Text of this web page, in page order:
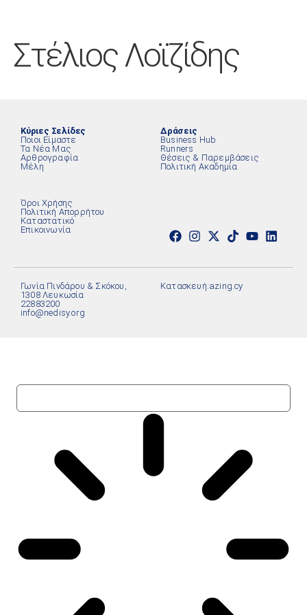
Στέλιος Λοϊζίδης
Κύριες Σελίδες
Ποιοι Είμαστε
Τα Νέα Μας
Αρθρογραφία
Μέλη
Δράσεις
Business Hub
Runners
Θέσεις & Παρεμβάσεις
Πολιτική Ακαδημία
Όροι Χρήσης
Πολιτική Απορρήτου
Καταστατικό
Επικοινωνία
Γωνία Πινδάρου & Σκόκου,
1308 Λευκωσία
22883200
info@nedisy.org
Κατασκευή:azing.cy